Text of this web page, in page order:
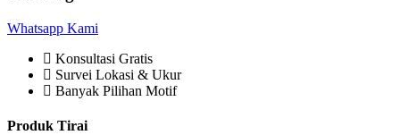
Whatsapp Kami
Konsultasi Gratis
Survei Lokasi & Ukur
Banyak Pilihan Motif
Produk Tirai